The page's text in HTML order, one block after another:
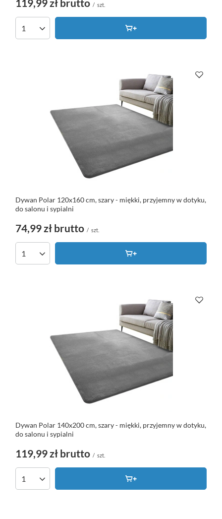
119,99 zł brutto / szt.
Dywan Polar 120x160 cm, szary - miękki, przyjemny w dotyku,
do salonu i sypialni
74,99 zł brutto / szt.
Dywan Polar 140x200 cm, szary - miękki, przyjemny w dotyku,
do salonu i sypialni
119,99 zł brutto / szt.